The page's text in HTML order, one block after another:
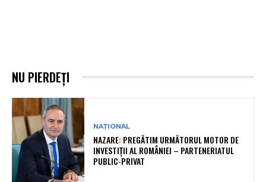
NU PIERDEȚI
NAȚIONAL
NAZARE: PREGĂTIM URMĂTORUL MOTOR DE
INVESTIȚII AL ROMÂNIEI – PARTENERIATUL
PUBLIC-PRIVAT